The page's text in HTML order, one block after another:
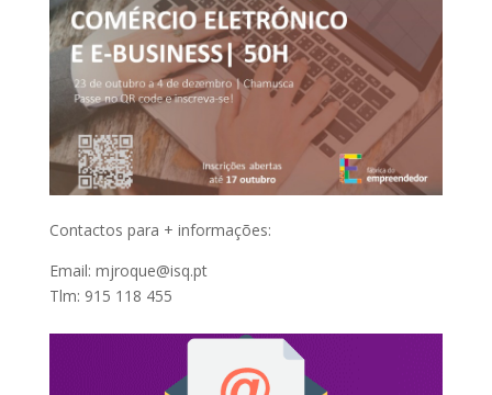
Contactos para + informações:
Email: mjroque@isq.pt
Tlm: 915 118 455